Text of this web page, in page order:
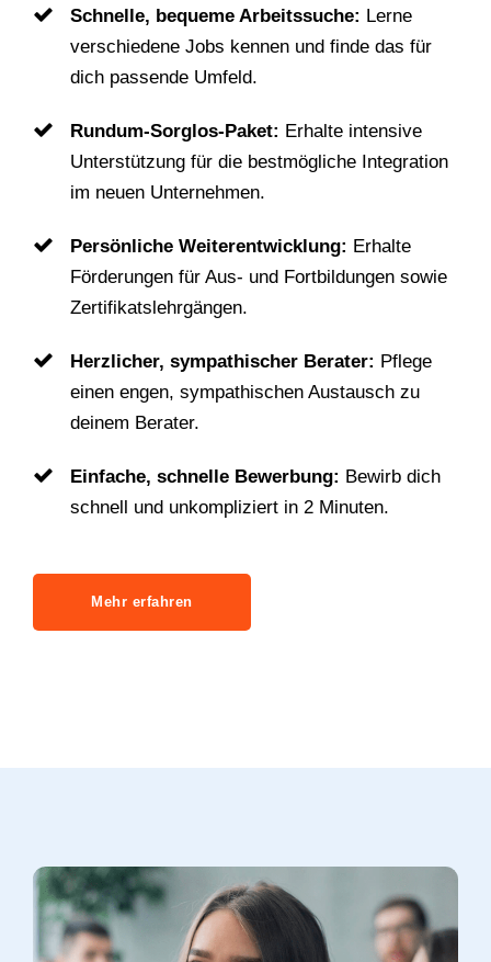
Schnelle, bequeme Arbeitssuche: Lerne
verschiedene Jobs kennen und finde das für
dich passende Umfeld.
Rundum-Sorglos-Paket: Erhalte intensive
Unterstützung für die bestmögliche Integration
im neuen Unternehmen.
Persönliche Weiterentwicklung: Erhalte
Förderungen für Aus- und Fortbildungen sowie
Zertifikatslehrgängen.
Herzlicher, sympathischer Berater: Pflege
einen engen, sympathischen Austausch zu
deinem Berater.
Einfache, schnelle Bewerbung: Bewirb dich
schnell und unkompliziert in 2 Minuten.
Mehr erfahren